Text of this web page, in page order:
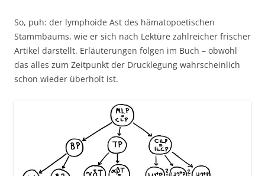
So, puh: der lymphoide Ast des hämatopoetischen
Stammbaums, wie er sich nach Lektüre zahlreicher frischer
Artikel darstellt. Erläuterungen folgen im Buch – obwohl
das alles zum Zeitpunkt der Drucklegung wahrscheinlich
schon wieder überholt ist.